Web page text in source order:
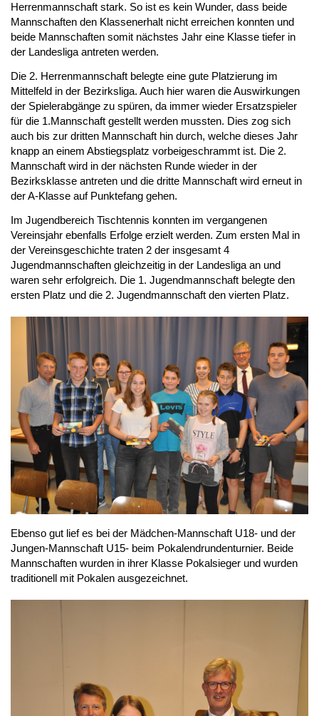
Herrenmannschaft stark. So ist es kein Wunder, dass beide
Mannschaften den Klassenerhalt nicht erreichen konnten und
beide Mannschaften somit nächstes Jahr eine Klasse tiefer in
der Landesliga antreten werden.
Die 2. Herrenmannschaft belegte eine gute Platzierung im
Mittelfeld in der Bezirksliga. Auch hier waren die Auswirkungen
der Spielerabgänge zu spüren, da immer wieder Ersatzspieler
für die 1.Mannschaft gestellt werden mussten. Dies zog sich
auch bis zur dritten Mannschaft hin durch, welche dieses Jahr
knapp an einem Abstiegsplatz vorbeigeschrammt ist. Die 2.
Mannschaft wird in der nächsten Runde wieder in der
Bezirksklasse antreten und die dritte Mannschaft wird erneut in
der A-Klasse auf Punktefang gehen.
Im Jugendbereich Tischtennis konnten im vergangenen
Vereinsjahr ebenfalls Erfolge erzielt werden. Zum ersten Mal in
der Vereinsgeschichte traten 2 der insgesamt 4
Jugendmannschaften gleichzeitig in der Landesliga an und
waren sehr erfolgreich. Die 1. Jugendmannschaft belegte den
ersten Platz und die 2. Jugendmannschaft den vierten Platz.
Ebenso gut lief es bei der Mädchen-Mannschaft U18- und der
Jungen-Mannschaft U15- beim Pokalendrundenturnier. Beide
Mannschaften wurden in ihrer Klasse Pokalsieger und wurden
traditionell mit Pokalen ausgezeichnet.